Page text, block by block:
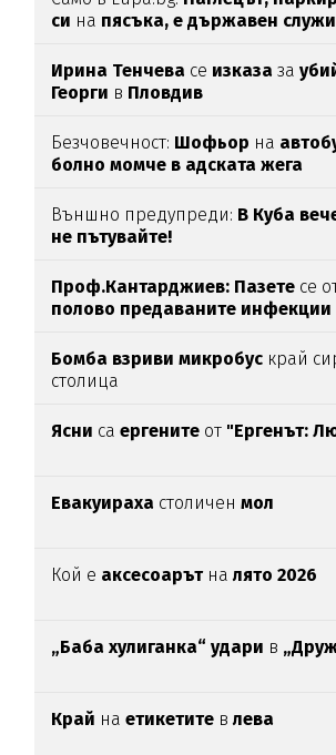
си на пясъка, е държавен
Ирина Тенчева се изказаза
Георги в Пловдив
Безчовечност: Шофьор на
болно момче в адската жега
Външно предупреди: В Куба
не пътувайте!
Проф.Кантарджиев: Пазете се
полово предаваните инфекции
Бомба взриви микробус край
столица
Ясни са ергените от "Ергенът:
Евакуираха столиченмол
Кой е аксесоарътналято 2026
„Баба хулиганка“ удари в
Край наетикетите влева